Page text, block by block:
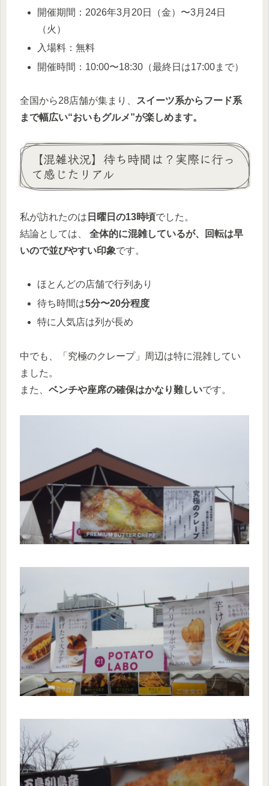
開催期間：2026年3月20日（金）〜3月24日
（火）
入場料：無料
開催時間：10:00〜18:30（最終日は17:00まで）
全国から28店舗が集まり、
スイーツ系からフード系
まで幅広い“おいもグルメ”が楽しめます。
【混雑状況】待ち時間は？実際に行っ
て感じたリアル
私が訪れたのは 日曜日の13時頃でした。
結論としては、 全体的に混雑しているが、回転は早
いので並びやすい印象です。
ほとんどの店舗で行列あり
待ち時間は5分〜20分程度
特に人気店は列が長め
中でも、「究極のクレープ」周辺は特に混雑してい
ました。
また、 ベンチや座席の確保はかなり難しいです。